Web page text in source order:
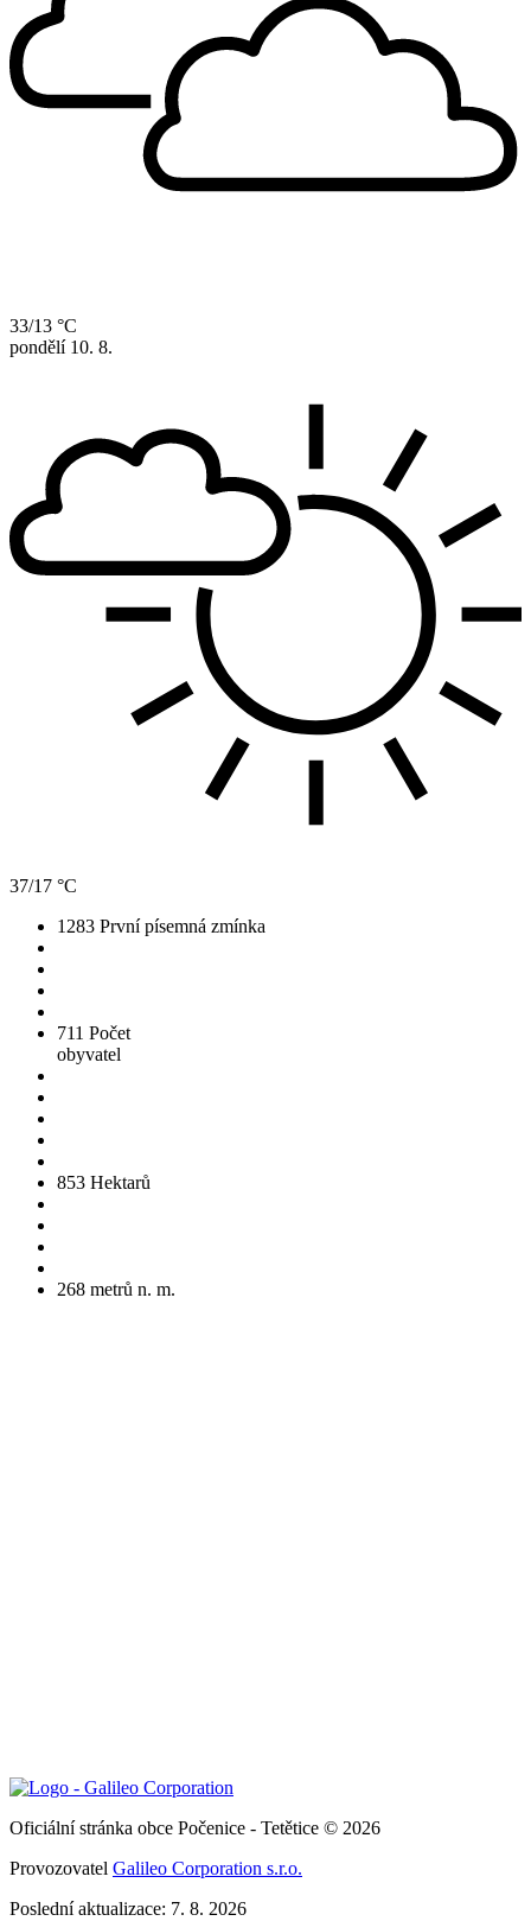
33/13 °C
pondělí 10. 8.
37/17 °C
1283 První písemná zmínka
711 Počet
obyvatel
853 Hektarů
268 metrů n. m.
Oficiální stránka obce Počenice - Tetětice © 2026
Provozovatel Galileo Corporation s.r.o.
Poslední aktualizace: 7. 8. 2026